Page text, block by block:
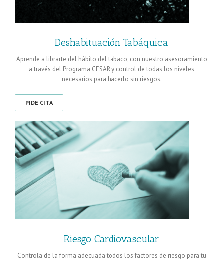
Deshabituación Tabáquica
Aprende a librarte del hábito del tabaco, con nuestro asesoramiento
a través del Programa CESAR y control de todas los niveles
necesarios para hacerlo sin riesgos.
PIDE CITA
Riesgo Cardiovascular
Controla de la forma adecuada todos los factores de riesgo para tu